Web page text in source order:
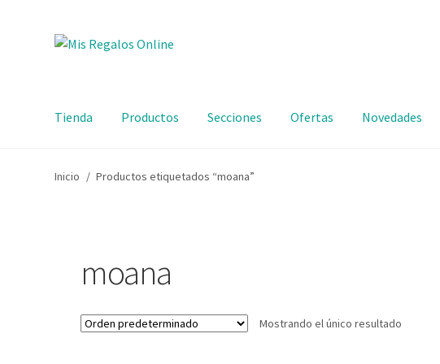
Tienda Productos Secciones Ofertas Novedades
Inicio / Productos etiquetados “moana”
moana
Mostrando el único resultado